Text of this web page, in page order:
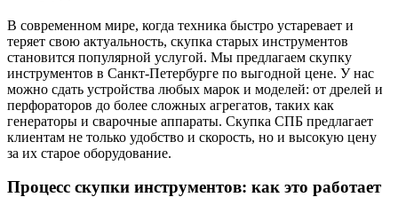
В современном мире, когда техника быстро устаревает и
теряет свою актуальность, скупка старых инструментов
становится популярной услугой. Мы предлагаем скупку
инструментов в Санкт-Петербурге по выгодной цене. У нас
можно сдать устройства любых марок и моделей: от дрелей и
перфораторов до более сложных агрегатов, таких как
генераторы и сварочные аппараты. Скупка СПБ предлагает
клиентам не только удобство и скорость, но и высокую цену
за их старое оборудование.
Процесс скупки инструментов: как это работает